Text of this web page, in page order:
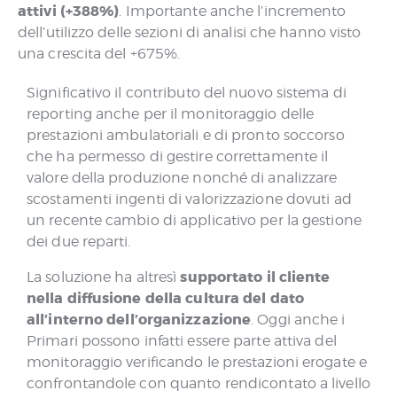
attivi (+388%). Importante anche l’incremento
dell’utilizzo delle sezioni di analisi che hanno visto
una crescita del +675%.
Significativo il contributo del nuovo sistema di
reporting anche per il monitoraggio delle
prestazioni ambulatoriali e di pronto soccorso
che ha permesso di gestire correttamente il
valore della produzione nonché di analizzare
scostamenti ingenti di valorizzazione dovuti ad
un recente cambio di applicativo per la gestione
dei due reparti.
La soluzione ha altresìsupportato il cliente
nella diffusione della cultura del dato
all’interno dell’organizzazione. Oggi anche i
Primari possono infatti essere parte attiva del
monitoraggio verificando le prestazioni erogate e
confrontandole con quanto rendicontato a livello